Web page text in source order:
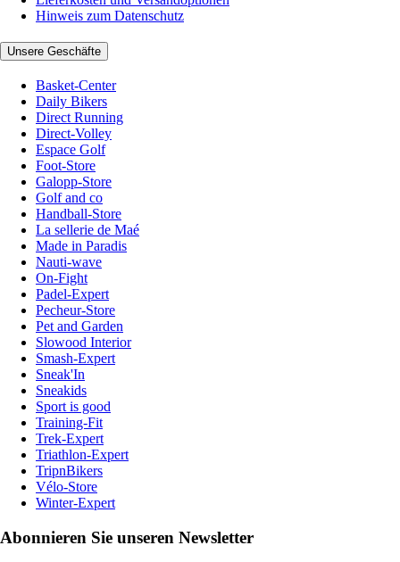
Hinweis zum Datenschutz
Unsere Geschäfte
Basket-Center
Daily Bikers
Direct Running
Direct-Volley
Espace Golf
Foot-Store
Galopp-Store
Golf and co
Handball-Store
La sellerie de Maé
Made in Paradis
Nauti-wave
On-Fight
Padel-Expert
Pecheur-Store
Pet and Garden
Slowood Interior
Smash-Expert
Sneak'In
Sneakids
Sport is good
Training-Fit
Trek-Expert
Triathlon-Expert
TripnBikers
Vélo-Store
Winter-Expert
Abonnieren Sie unseren Newsletter